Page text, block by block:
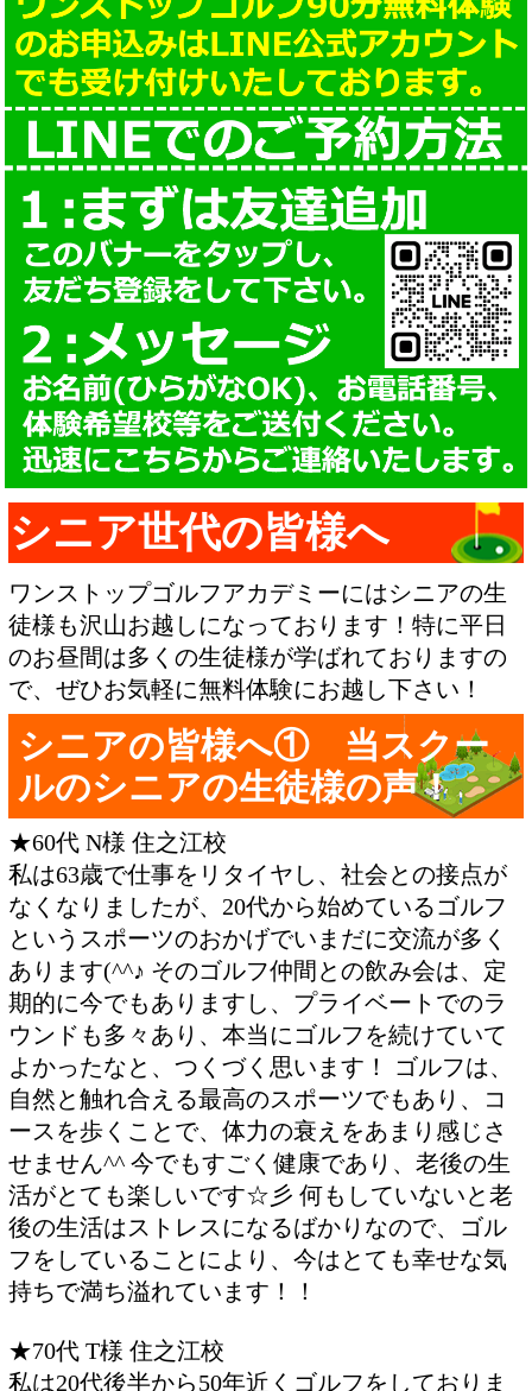
シニア世代の皆様へ
ワンストップゴルフアカデミーにはシニアの生
徒様も沢山お越しになっております！特に平日
のお昼間は多くの生徒様が学ばれておりますの
で、ぜひお気軽に無料体験にお越し下さい！
シニアの皆様へ① 当スクー
ルのシニアの生徒様の声！
★60代 N様 住之江校
私は63歳で仕事をリタイヤし、社会との接点が
なくなりましたが、20代から始めているゴルフ
というスポーツのおかげでいまだに交流が多く
あります(^^♪ そのゴルフ仲間との飲み会は、定
期的に今でもありますし、プライベートでのラ
ウンドも多々あり、本当にゴルフを続けていて
よかったなと、つくづく思います！ ゴルフは、
自然と触れ合える最高のスポーツでもあり、コ
ースを歩くことで、体力の衰えをあまり感じさ
せません^^ 今でもすごく健康であり、老後の生
活がとても楽しいです☆彡 何もしていないと老
後の生活はストレスになるばかりなので、ゴル
フをしていることにより、今はとても幸せな気
持ちで満ち溢れています！！
★70代 T様 住之江校
私は20代後半から50年近くゴルフをしておりま